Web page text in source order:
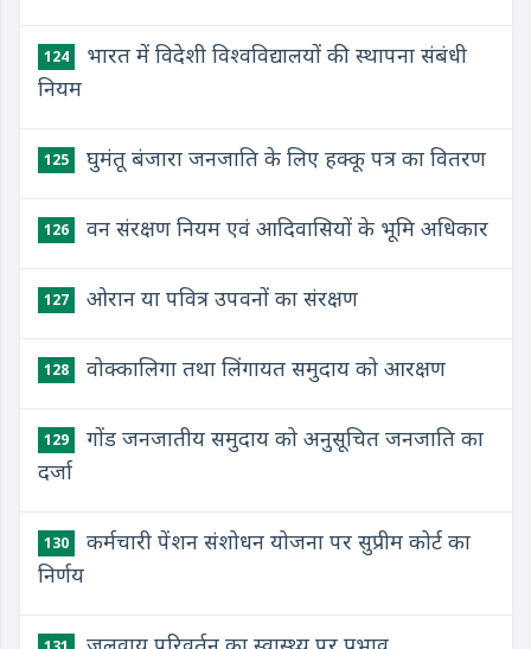
124
भारत में विदेशी विश्वविद्यालयों की स्थापना संबंधी
नियम
125 घुमंतू बंजारा जनजाति के लिए हक्कू पत्र का वितरण
126 वन संरक्षण नियम एवं आदिवासियों के भूमि अधिकार
127 ओरान या पवित्र उपवनों का संरक्षण
128 वोक्कालिगा तथा लिंगायत समुदाय को आरक्षण
129
गोंड जनजातीय समुदाय को अनुसूचित जनजाति का
दर्जा
130
कर्मचारी पेंशन संशोधन योजना पर सुप्रीम कोर्ट का
निर्णय